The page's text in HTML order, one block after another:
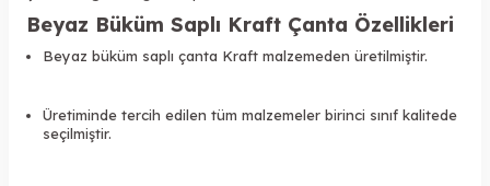
Beyaz Büküm Saplı Kraft Çanta Özellikleri
Beyaz büküm saplı çanta Kraft malzemeden üretilmiştir.
Üretiminde tercih edilen tüm malzemeler birinci sınıf kalitede
seçilmiştir.